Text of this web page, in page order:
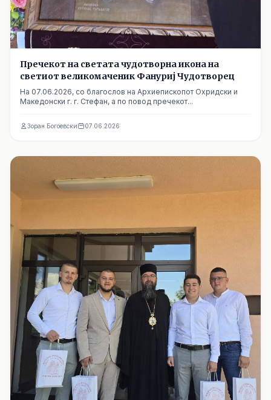
Пречекот на светата чудотворна икона на
светиот великомаченик Фануриј Чудотворец
На 07.06.2026, со благослов на Архиепископот Охридски и
Македонски г. г. Стефан, а по повод пречекот...
Зоран Богоевски 07.06.2026